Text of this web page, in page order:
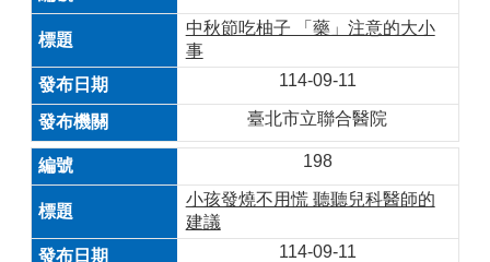
中秋節吃柚子 「藥」注意的大小
事
114-09-11
臺北市立聯合醫院
198
小孩發燒不用慌 聽聽兒科醫師的
建議
114-09-11